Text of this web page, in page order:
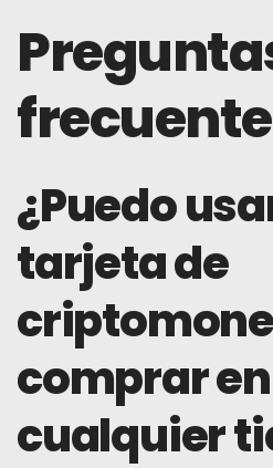
¿Puedo
tarjeta de
comprar
cualquier